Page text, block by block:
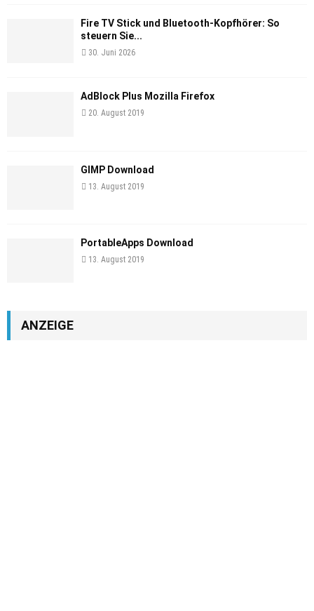
Fire TV Stick und Bluetooth-Kopfhörer: So
steuern Sie...
30. Juni 2026
AdBlock Plus Mozilla Firefox
20. August 2019
GIMP Download
13. August 2019
PortableApps Download
13. August 2019
ANZEIGE